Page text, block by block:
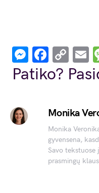
Link
Patiko?
Monika
Monika
gyvensena,
Savo
prasmingų